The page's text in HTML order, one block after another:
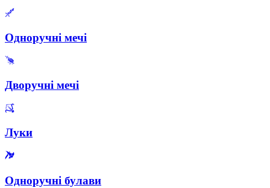
Одноручні мечі
Дворучні мечі
Луки
Одноручні булави